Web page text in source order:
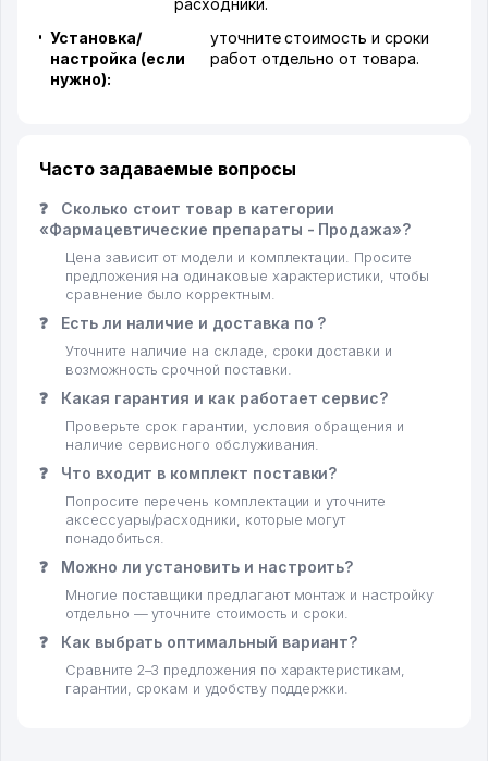
расходники.
Установка/
настройка (если
нужно):
уточните стоимость и сроки
работ отдельно от товара.
Часто задаваемые вопросы
❓
Сколько стоит товар в категории
«Фармацевтические препараты - Продажа»?
Цена зависит от модели и комплектации. Просите
предложения на одинаковые характеристики, чтобы
сравнение было корректным.
❓ Есть ли наличие и доставка по ?
Уточните наличие на складе, сроки доставки и
возможность срочной поставки.
❓ Какая гарантия и как работает сервис?
Проверьте срок гарантии, условия обращения и
наличие сервисного обслуживания.
❓ Что входит в комплект поставки?
Попросите перечень комплектации и уточните
аксессуары/расходники, которые могут
понадобиться.
❓ Можно ли установить и настроить?
Многие поставщики предлагают монтаж и настройку
отдельно — уточните стоимость и сроки.
❓ Как выбрать оптимальный вариант?
Сравните 2–3 предложения по характеристикам,
гарантии, срокам и удобству поддержки.